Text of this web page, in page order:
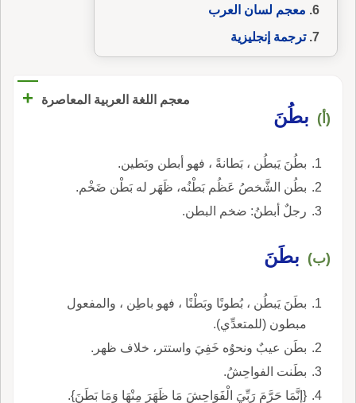
معجم لسان العرب
ترجمة إنجليزية
معجم اللغة العربية المعاصرة +
(أ) بطُنَ
بطُنَ يَبطُن ، بَطانةً ، فهو أبطن وبَطين.
بطُن الشَّخصُ عَظُم بَطْنُه، ظَهَر له بَطْن ضَخْم.
رجلٌ أبطنُ: ضخم البطن.
(ب) بطَنَ
بطَنَ يَبطُن ، بُطونًا وبَطْنًا ، فهو باطِن ، والمفعول
مبطون (للمتعدِّي).
بطَن عيبٌ ونحوُه خَفِيَ واستتر، خلاف ظهر.
بطَنت الفواحِشُ.
{إِنَّمَا حَرَّمَ رَبِّيَ الْفَوَاحِشَ مَا ظَهَرَ مِنْهَا وَمَا بَطَنَ}.